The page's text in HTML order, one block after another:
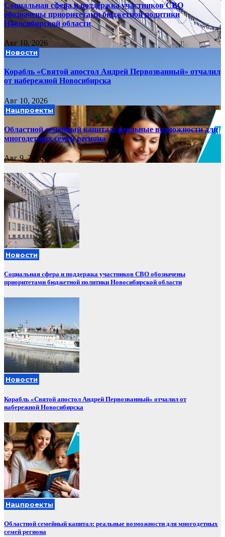
Социальная сфера и поддержка участников СВО
обозначены приоритетами бюджетной политики
Новосибирской области
Авг 10, 2026
Новости
Корабль «Святой апостол Андрей Первозванный» отчалил
от набережной Новосибирска
Авг 10, 2026
Нацпроекты
Областной семейный капитал: реальные возможности для
многодетных семей региона
Авг 9, 2026
Новости
Социальная сфера и поддержка участников СВО обозначены
приоритетами бюджетной политики Новосибирской области
Новости
Корабль «Святой апостол Андрей Первозванный» отчалил от
набережной Новосибирска
Нацпроекты
Областной семейный капитал: реальные возможности для многодетных
семей региона